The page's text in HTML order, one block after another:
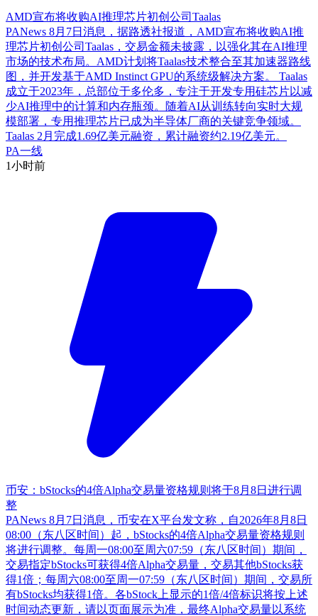
AMD宣布将收购AI推理芯片初创公司Taalas
PANews 8月7日消息，据路透社报道，AMD宣布将收购AI推
理芯片初创公司Taalas，交易金额未披露，以强化其在AI推理
市场的技术布局。AMD计划将Taalas技术整合至其加速器路线
图，并开发基于AMD Instinct GPU的系统级解决方案。 Taalas
成立于2023年，总部位于多伦多，专注于开发专用硅芯片以减
少AI推理中的计算和内存瓶颈。随着AI从训练转向实时大规
模部署，专用推理芯片已成为半导体厂商的关键竞争领域。
Taalas 2月完成1.69亿美元融资，累计融资约2.19亿美元。
PA一线
1小时前
币安：bStocks的4倍Alpha交易量资格规则将于8月8日进行调
整
PANews 8月7日消息，币安在X平台发文称，自2026年8月8日
08:00（东八区时间）起，bStocks的4倍Alpha交易量资格规则
将进行调整。每周一08:00至周六07:59（东八区时间）期间，
交易指定bStocks可获得4倍Alpha交易量，交易其他bStocks获
得1倍；每周六08:00至周一07:59（东八区时间）期间，交易所
有bStocks均获得1倍。各bStock上显示的1倍/4倍标识将按上述
时间动态更新，请以页面展示为准，最终Alpha交易量以系统